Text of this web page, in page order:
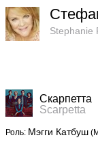
Stephanie
Скарпетта
Scarpetta
Роль: Мэгги Катбуш